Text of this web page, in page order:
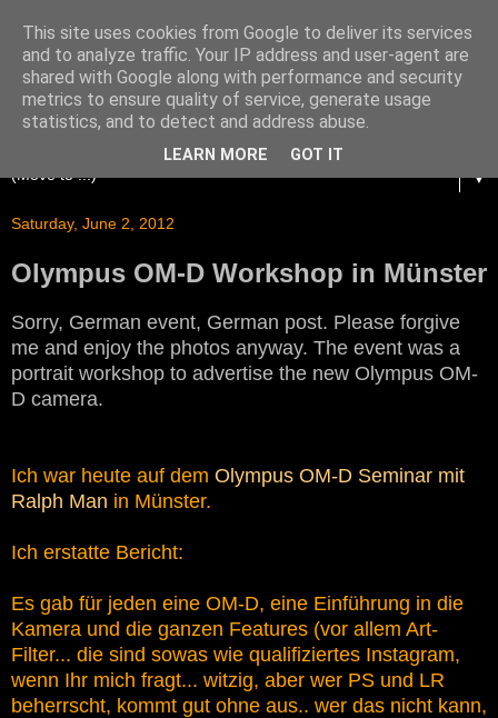
▼
Saturday, June 2, 2012
Olympus OM-D Workshop in Münster
Sorry, German event, German post. Please forgive
me and enjoy the photos anyway. The event was a
portrait workshop to advertise the new Olympus OM-
D camera.
Ich war heute auf dem Olympus OM-D Seminar mit
Ralph Man in Münster.
Ich erstatte Bericht:
Es gab für jeden eine OM-D, eine Einführung in die
Kamera und die ganzen Features (vor allem Art-
Filter... die sind sowas wie qualifiziertes Instagram,
wenn Ihr mich fragt... witzig, aber wer PS und LR
beherrscht, kommt gut ohne aus.. wer das nicht kann,
This site uses cookies from Google to deliver its services
and to analyze traffic. Your IP address and user-agent are
shared with Google along with performance and security
metrics to ensure quality of service, generate usage
statistics, and to detect and address abuse.
LEARN MORE GOT IT